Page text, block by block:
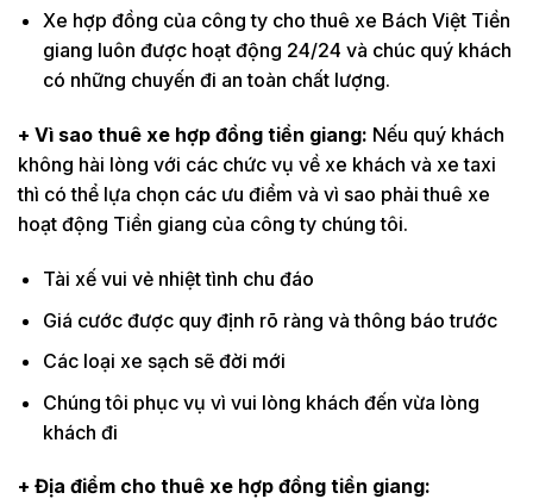
Xe hợp đồng của công ty cho thuê xe Bách Việt Tiền
giang luôn được hoạt động 24/24 và chúc quý khách
có những chuyến đi an toàn chất lượng.
+ Vì sao thuê xe hợp đồng tiền giang: Nếu quý khách
không hài lòng với các chức vụ về xe khách và xe taxi
thì có thể lựa chọn các ưu điểm và vì sao phải thuê xe
hoạt động Tiền giang của công ty chúng tôi.
Tài xế vui vẻ nhiệt tình chu đáo
Giá cước được quy định rõ ràng và thông báo trước
Các loại xe sạch sẽ đời mới
Chúng tôi phục vụ vì vui lòng khách đến vừa lòng
khách đi
+ Địa điểm cho thuê xe hợp đồng tiền giang: